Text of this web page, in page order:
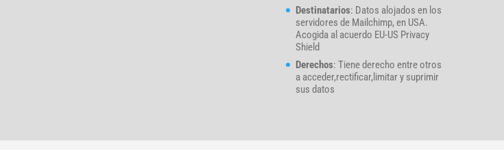
Destinatarios: Datos alojados en los
servidores de Mailchimp, en USA.
Acogida al acuerdo EU-US Privacy
Shield
Derechos: Tiene derecho entre otros
a acceder,rectificar,limitar y suprimir
sus datos